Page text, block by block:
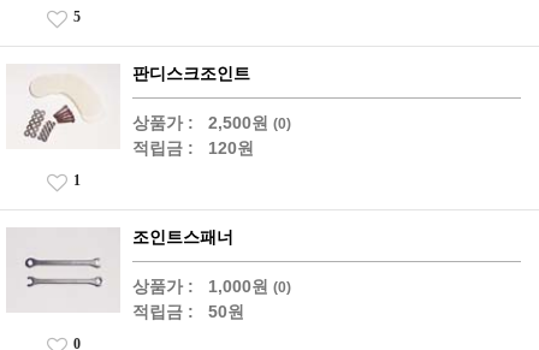
5
판디스크조인트
상품가 : 2,500원 (0)
적립금 : 120원
1
조인트스패너
상품가 : 1,000원 (0)
적립금 : 50원
0